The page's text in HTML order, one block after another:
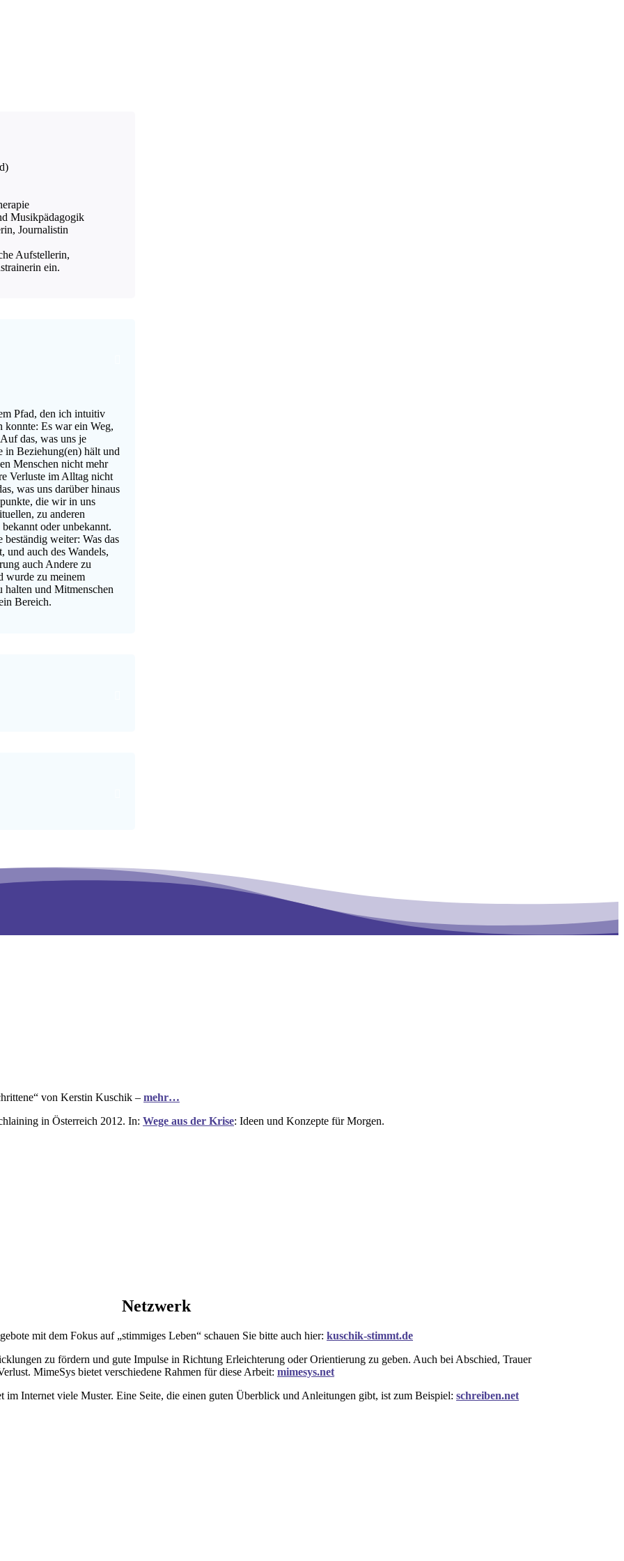
Musikpädagogik
Journalistin
Aufstellerin,
ein.
Pfad, den ich intuitiv
konnte: Es war ein Weg,
das, was uns je
in Beziehung(en) hält und
Menschen nicht mehr
Verluste im Alltag nicht
was uns darüber hinaus
die wir in uns
zu anderen
oder unbekannt.
weiter: Was das
und auch des Wandels,
auch Andere zu
wurde zu meinem
halten und Mitmenschen
Bereich.
von Kerstin Kuschik – mehr…
in Österreich 2012. In: Wege aus der Krise: Ideen und Konzepte für Morgen.
Netzwerk
mit dem Fokus auf „stimmiges Leben“ schauen Sie bitte auch hier: kuschik-stimmt.de
zu fördern und gute Impulse in Richtung Erleichterung oder Orientierung zu geben. Auch bei Abschied, Trauer
MimeSys bietet verschiedene Rahmen für diese Arbeit: mimesys.net
im Internet viele Muster. Eine Seite, die einen guten Überblick und Anleitungen gibt, ist zum Beispiel: schreiben.net